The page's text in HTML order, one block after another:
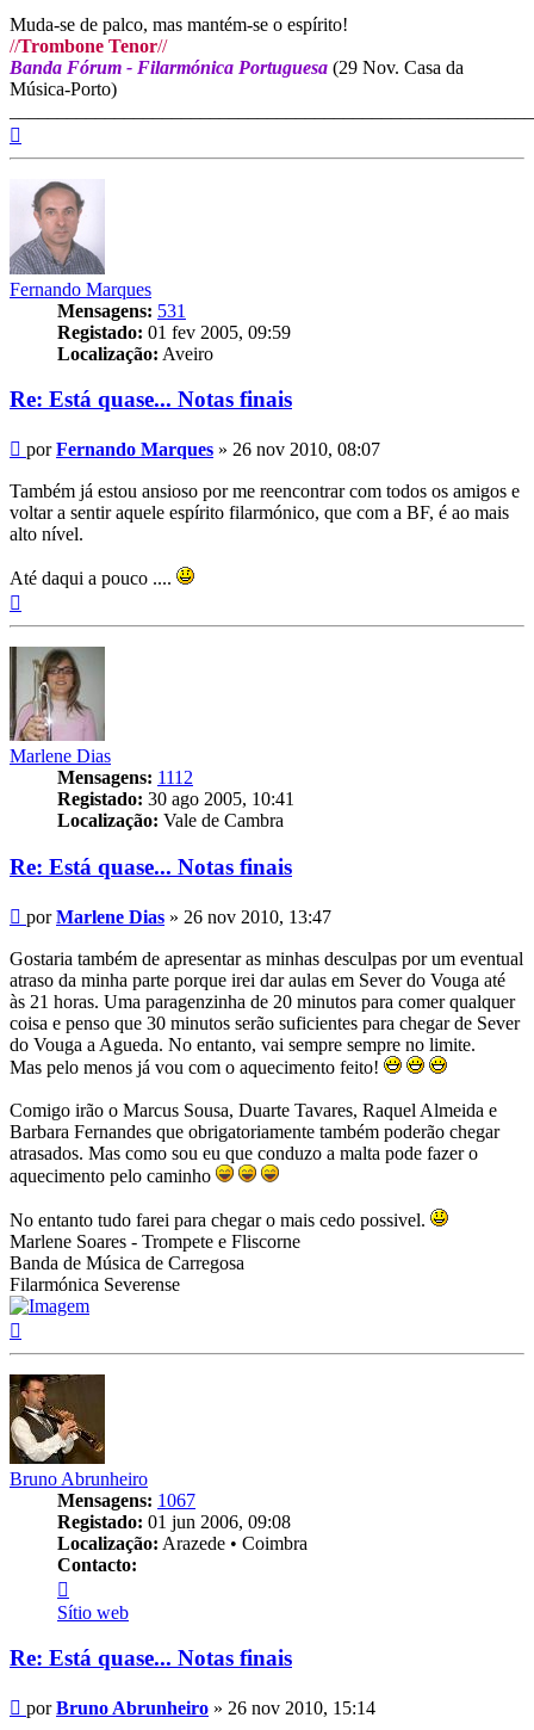
Muda-se de palco, mas mantém-se o espírito!
//Trombone Tenor//
Banda Fórum - Filarmónica Portuguesa (29 Nov. Casa da
Música-Porto)
Fernando Marques
Mensagens: 531
Registado: 01 fev 2005, 09:59
Localização: Aveiro
Re: Está quase... Notas finais
Mensagem
porFernando Marques » 26 nov 2010, 08:07
Também já estou ansioso por me reencontrar com todos os amigos e
voltar a sentir aquele espírito filarmónico, que com a BF, é ao mais
alto nível.
Até daqui a pouco ....
Marlene Dias
Mensagens: 1112
Registado: 30 ago 2005, 10:41
Localização: Vale de Cambra
Re: Está quase... Notas finais
Mensagem
porMarlene Dias » 26 nov 2010, 13:47
Gostaria também de apresentar as minhas desculpas por um eventual
atraso da minha parte porque irei dar aulas em Sever do Vouga até
às 21 horas. Uma paragenzinha de 20 minutos para comer qualquer
coisa e penso que 30 minutos serão suficientes para chegar de Sever
do Vouga a Agueda. No entanto, vai sempre sempre no limite.
Mas pelo menos já vou com o aquecimento feito!
Comigo irão o Marcus Sousa, Duarte Tavares, Raquel Almeida e
Barbara Fernandes que obrigatoriamente também poderão chegar
atrasados. Mas como sou eu que conduzo a malta pode fazer o
aquecimento pelo caminho
No entanto tudo farei para chegar o mais cedo possivel.
Marlene Soares - Trompete e Fliscorne
Banda de Música de Carregosa
Filarmónica Severense
Bruno Abrunheiro
Mensagens: 1067
Registado: 01 jun 2006, 09:08
Localização: Arazede • Coimbra
Contacto:
Bruno
Abrunheiro
Sítio web
Re: Está quase... Notas finais
Mensagem
porBruno Abrunheiro » 26 nov 2010, 15:14